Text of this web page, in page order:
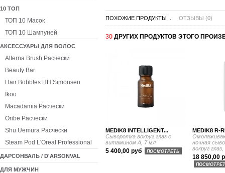
ПОХОЖИЕ ПРОДУКТЫ ... ОТЗЫВЫ (0)
30 ДРУГИХ ПРОДУКТОВ ЭТОГО
MEDIK8 INTELLIGENT...
Сыворотка вокруг глаз с
витамином А, 7 мл
5 400,00 руб ПОСМОТРЕТЬ
MEDIK8 R-
ночная
вокруг
18 850,00
10 ТОП
ТОП 10 Масок
ТОП 10 Шампуней
АКСЕССУАРЫ ДЛЯ ВОЛОС
Alterna Brush Расчески
Beauty Bar
Hair Bobbles HH Simonsen
Ikoo
Macadamia Расчески
Oribe Расчески
Shu Uemura Расчески
Steam Pod L'Oreal Professional
ДАРСОНВАЛЬ / D'ARSONVAL
ДЛЯ МУЖЧИН